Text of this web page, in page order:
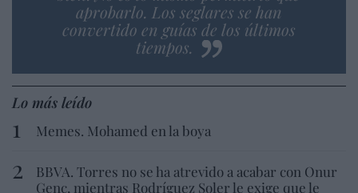
aprobarlo. Los seglares se han
convertido en guías de los últimos
tiempos.
Lo más leído
Memes. Mohamed en la boya
BBVA. Torres no se ha atrevido a acabar con Onur
Genç, mientras Rodríguez Soler le exige que le